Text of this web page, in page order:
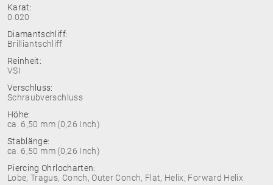
Karat:
0.020
Diamantschliff:
Brilliantschliff
Reinheit:
VSI
Verschluss:
Schraubverschluss
Höhe:
ca. 6,50 mm (0,26 Inch)
Stablänge:
ca. 6,50 mm (0,26 Inch)
Piercing Ohrlocharten:
Lobe, Tragus, Conch, Outer Conch, Flat, Helix, Forward Helix